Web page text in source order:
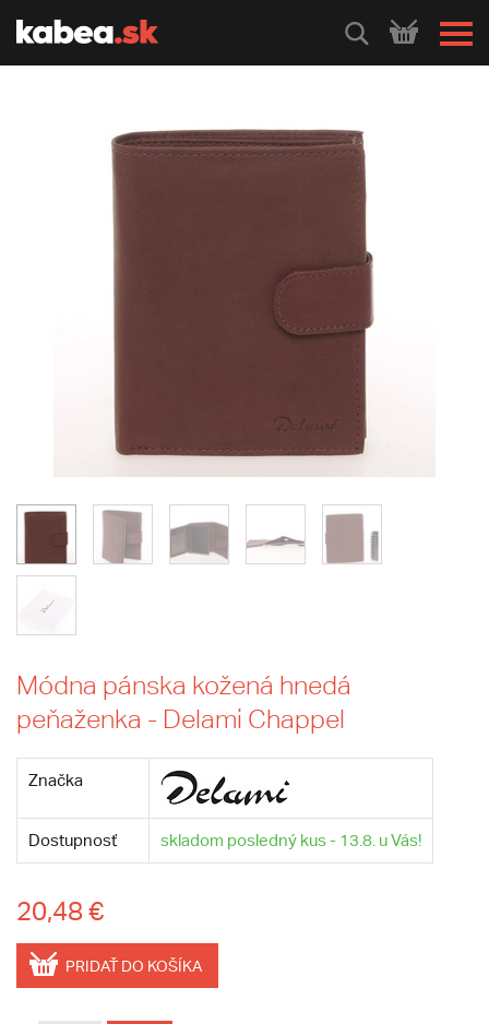
HLEDEJ
Módna pánska kožená hnedá
peňaženka - Delami Chappel
Značka
Dostupnosť skladom posledný kus - 13.8. u Vás!
20,48 €
PRIDAŤ DO KOŠÍKA